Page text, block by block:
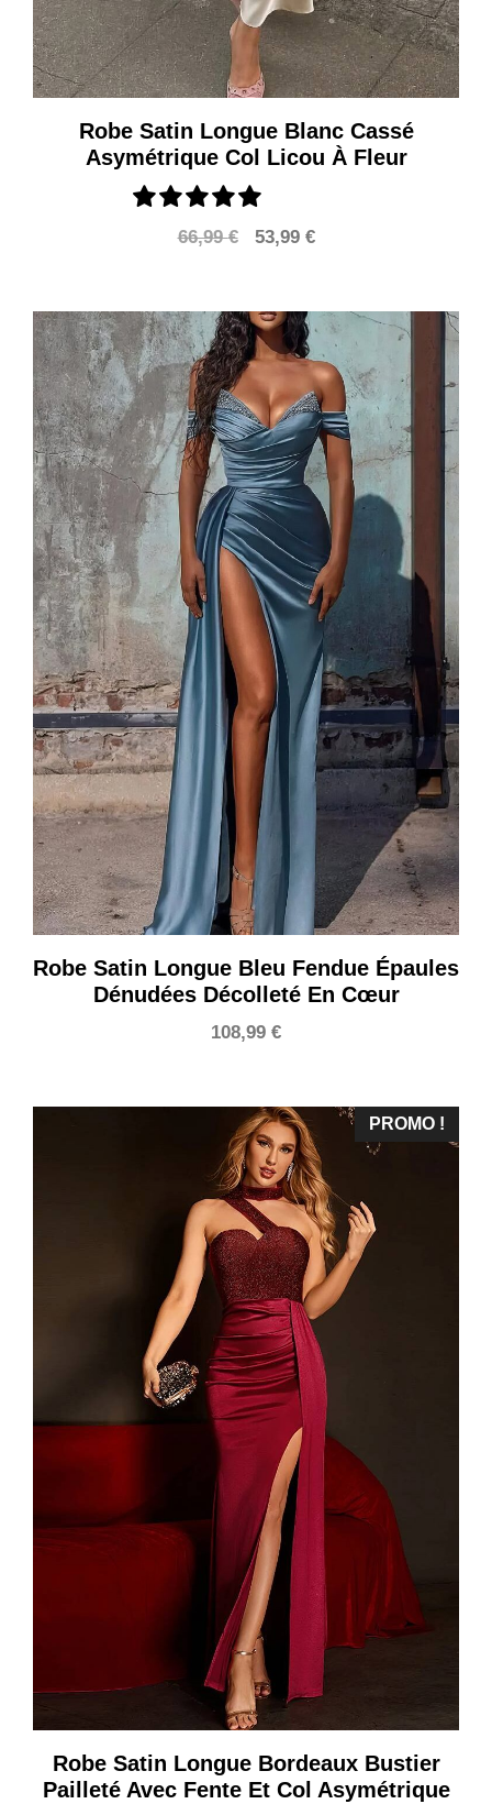
Robe Satin Longue Blanc Cassé
Asymétrique Col Licou À Fleur
66,99€
Le
était :
66,99 €.
53,99 €Le
est :
53,99 €.
Robe Satin Longue Bleu Fendue Épaules
Dénudées Décolleté En Cœur
108,99 €
PROMO !
Robe Satin Longue Bordeaux Bustier
Pailleté Avec Fente Et Col Asymétrique